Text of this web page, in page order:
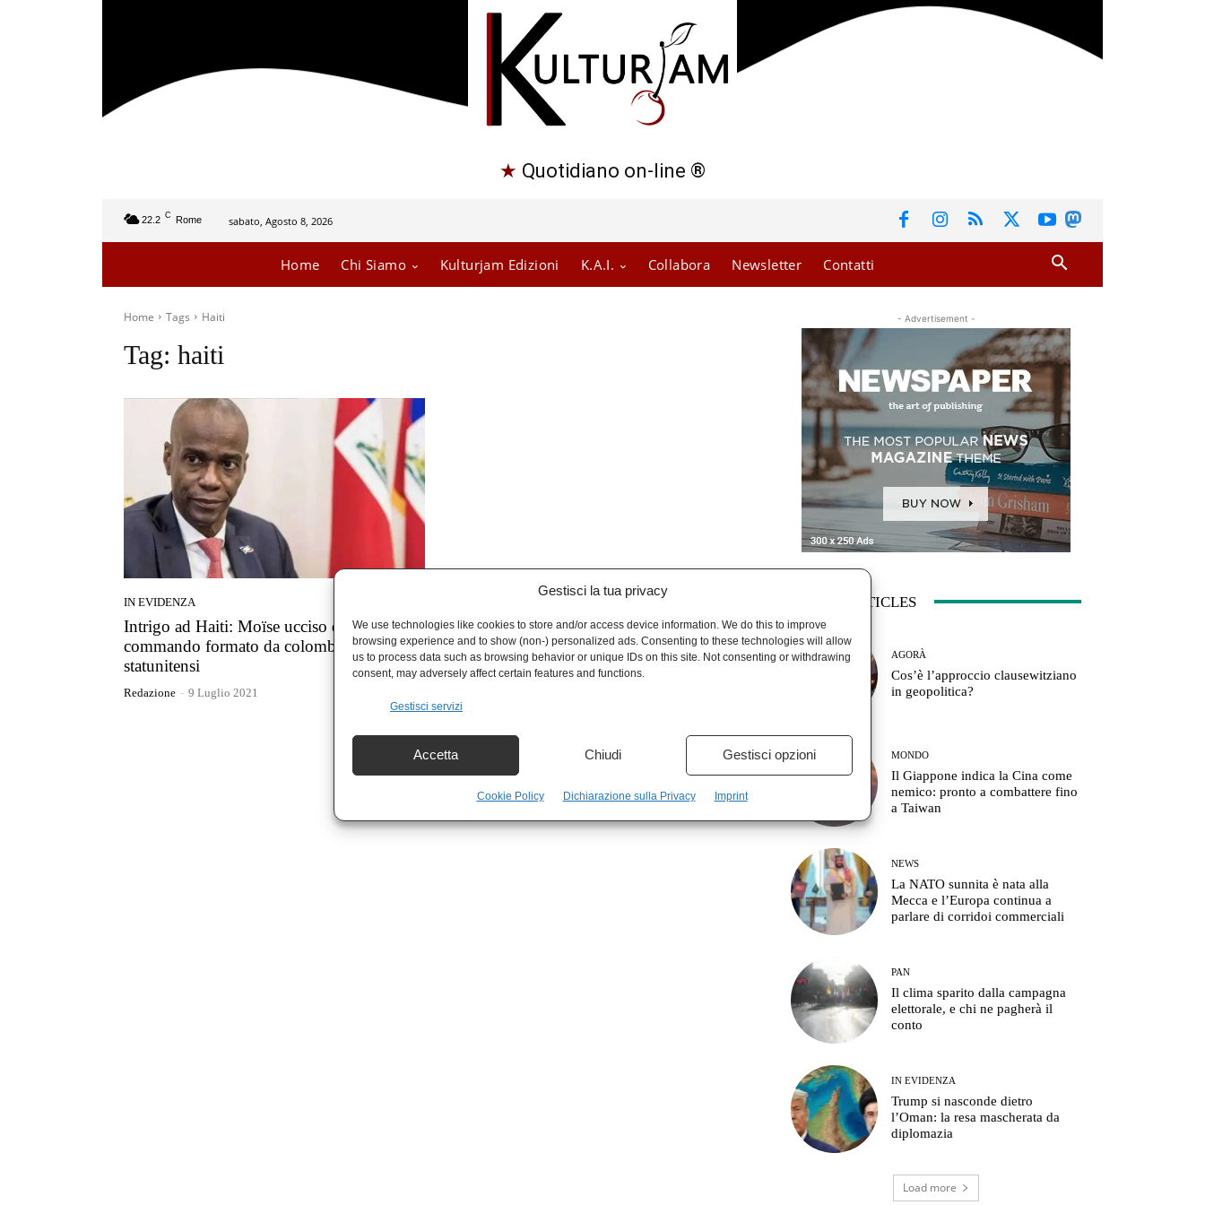
Gestisci la tua privacy
We use technologies like cookies to store and/or access device information. We do this to improve
browsing experience and to show (non-) personalized ads. Consenting to these technologies will allow
us to process data such as browsing behavior or unique IDs on this site. Not consenting or withdrawing
consent, may adversely affect certain features and functions.
Gestisci servizi
Accetta Chiudi Gestisci opzioni
Cookie Policy Dichiarazione sulla Privacy Imprint
★ Quotidiano on-line ®
22.2 C Rome sabato, Agosto 8, 2026
Home Chi Siamo Kulturjam Edizioni K.A.I. Collabora Newsletter Contatti
Home Tags Haiti
Tag: haiti
IN EVIDENZA
Intrigo ad Haiti: Moïse ucciso da
commando formato da colombiani e
statunitensi
Redazione - 9 Luglio 2021
- Advertisement -
LATEST ARTICLES
AGORÀ
Cos’è l’approccio clausewitziano
in geopolitica?
MONDO
Il Giappone indica la Cina come
nemico: pronto a combattere fino
a Taiwan
NEWS
La NATO sunnita è nata alla
Mecca e l’Europa continua a
parlare di corridoi commerciali
PAN
Il clima sparito dalla campagna
elettorale, e chi ne pagherà il
conto
IN EVIDENZA
Trump si nasconde dietro
l’Oman: la resa mascherata da
diplomazia
Load more